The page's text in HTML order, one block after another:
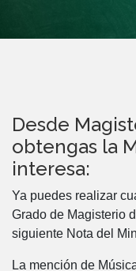
Desde
obtengas la
interesa:
Ya puedes realizar
Grado de Magisterio
siguiente Nota del
La mención de